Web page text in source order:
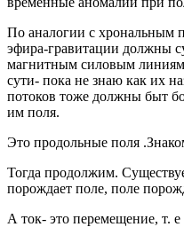
По аналогии с хрональным
эфира-гравитации должны
магнитным силовым
сути- пока не знаю как их
потоков тоже должны быт
им поля.
Это продольные поля
Тогда продолжим.
порождает поле, поле
А ток- это перемещение, т.